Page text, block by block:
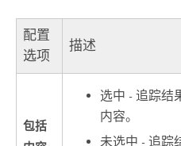
配置
选项
描述
包括
选中 - 追踪结
内容。
未选中 - 追踪